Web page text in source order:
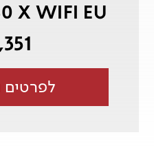
X WIFI EU
לפרטים